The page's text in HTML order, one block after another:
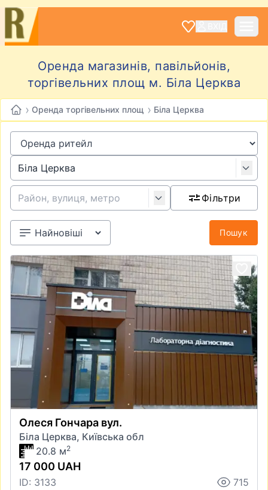
Оренда магазинів, павільйонів,
торгівельних площ м. Біла Церква
› Оренда торгівельних площ › Біла Церква
Фільтри
Пошук
Олеся Гончара вул.
Біла Церква, Київська обл
20.8 м2
17 000 UAH
ID: 3133
715